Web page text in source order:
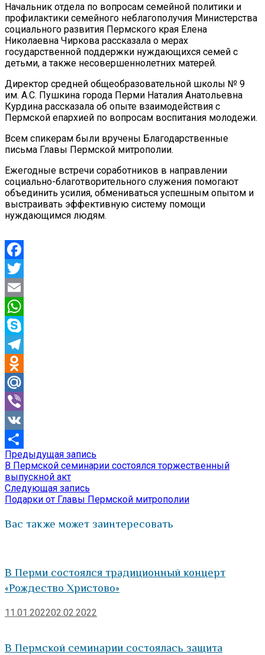
Начальник отдела по вопросам семейной политики и
профилактики семейного неблагополучия Министерства
социального развития Пермского края Елена
Николаевна Чиркова рассказала о мерах
государственной поддержки нуждающихся семей с
детьми, а также несовершеннолетних матерей.
Директор средней общеобразовательной школы № 9
им. А.С. Пушкина города Перми Наталия Анатольевна
Курдина рассказала об опыте взаимодействия с
Пермской епархией по вопросам воспитания молодежи.
Всем спикерам были вручены Благодарственные
письма Главы Пермской митрополии.
Ежегодные встречи соработников в направлении
социально-благотворительного служения помогают
объединить усилия, обмениваться успешным опытом и
выстраивать эффективную систему помощи
нуждающимся людям.
Facebook
Twitter
Email
WhatsApp
Skype
Telegram
Odnoklassniki
Mail.Ru
Viber
VK
Отправить
Навигация
по
записям
Предыдущая запись
запись:
В Пермской семинарии состоялся торжественный
выпускной акт
Следующая запись
запись:
Подарки от Главы Пермской митрополии
Вас также может заинтересовать
В Перми состоялся традиционный концерт
«Рождество Христово»
11.01.202202.02.2022
В Пермской семинарии состоялась защита